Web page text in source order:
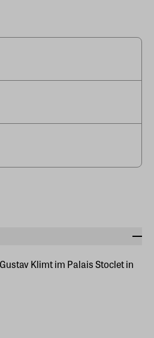
Klimt im Palais Stoclet in